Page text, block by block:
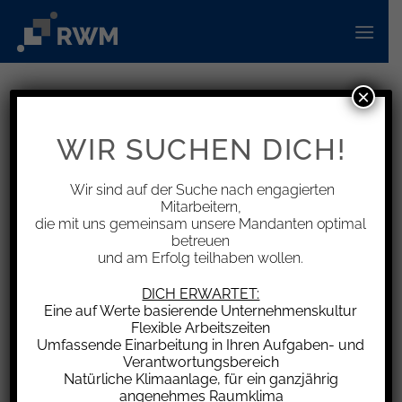
Inhalt
springen
Rückzahlungsklauseln –
Differenzierung zwischen
Kündigungsgründen
In einem vom Bundesarbeitsgericht
entschiedenen Fall war in einer vertraglich
vereinbarten Rückzahlungsklausel u.a.
Folgendes vereinbart: Der vom Ausbildenden
bezahlte Gesamtbetrag, bestehend aus der
WIR SUCHEN DICH!
Wir sind auf der Suche nach engagierten
Mitarbeitern,
die mit uns gemeinsam unsere Mandanten optimal
betreuen
und am Erfolg teilhaben wollen.
DICH ERWARTET:
Eine auf Werte basierende Unternehmenskultur
Flexible Arbeitszeiten
Umfassende Einarbeitung in Ihren Aufgaben- und
Verantwortungsbereich
Natürliche Klimaanlage, für ein ganzjährig
angenehmes Raumklima
×